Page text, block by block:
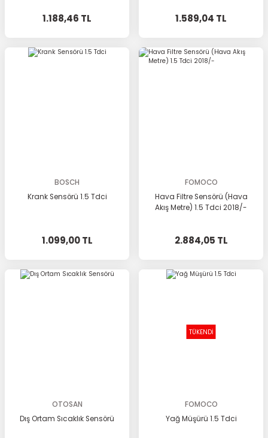
1.188,46 TL 1.589,04 TL
BOSCH
Krank Sensörü 1.5 Tdci
1.099,00 TL
FOMOCO
Hava Filtre Sensörü (Hava
Akış Metre) 1.5 Tdci 2018/-
2.884,05 TL
OTOSAN
Dış Ortam Sıcaklık Sensörü
TÜKENDİ
FOMOCO
Yağ Müşürü 1.5 Tdci